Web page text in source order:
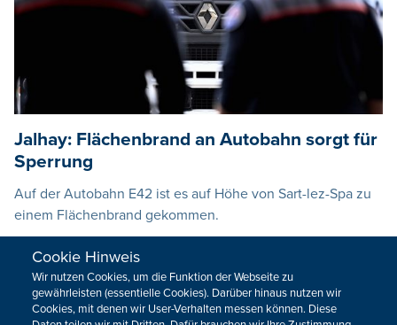
Jalhay: Flächenbrand an Autobahn sorgt für
Sperrung
Auf der Autobahn E42 ist es auf Höhe von Sart-lez-Spa zu
einem Flächenbrand gekommen.
VORHERIGE NÄCHSTE
Cookie Hinweis
Wir nutzen Cookies, um die Funktion der Webseite zu
gewährleisten (essentielle Cookies). Darüber hinaus nutzen wir
Cookies, mit denen wir User-Verhalten messen können. Diese